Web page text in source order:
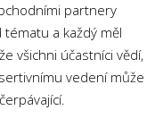
partnery
a každý měl
všichni účastníci vědí,
vedení může